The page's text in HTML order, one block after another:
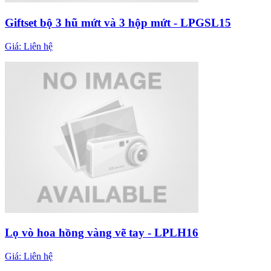
Giftset bộ 3 hũ mứt và 3 hộp mứt - LPGSL15
Giá: Liên hệ
Lọ vò hoa hồng vàng vẽ tay - LPLH16
Giá: Liên hệ